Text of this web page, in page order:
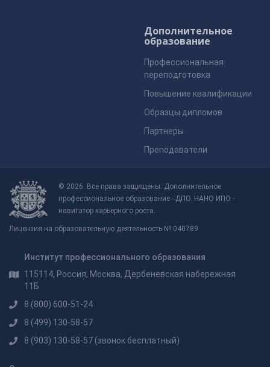
Дополнительное
образование
Профессиональная
переподготовка
Повышение квалификации
Образцы дипломов
Партнеры
Преподаватели
© 2026. Все права защищены. Дополнительное
профессиональное образование - ДПО. НАНО ИПО -
навигатор карьерного роста.
Лицензия на образовательную деятельность № 040789
Институт профессионального образования
115114, Россия, Москва, Дербеневская набережная
11Б
8 (800) 600-51-24
8 (499) 130-58-57
8 (903) 130-58-57 (звонок бесплатный)